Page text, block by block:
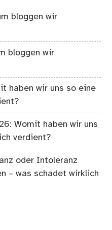
bloggen wir
bloggen wir
haben wir uns so eine
Womit haben wir uns
verdient?
oder Intoleranz
– was schadet wirklich